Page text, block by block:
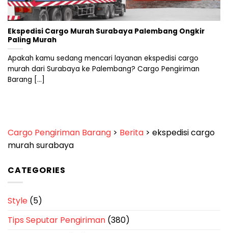
Ekspedisi Cargo Murah Surabaya Palembang Ongkir
Paling Murah
Apakah kamu sedang mencari layanan ekspedisi cargo
murah dari Surabaya ke Palembang? Cargo Pengiriman
Barang [...]
Cargo Pengiriman Barang > Berita > ekspedisi cargo
murah surabaya
CATEGORIES
Style (5)
Tips Seputar Pengiriman (380)